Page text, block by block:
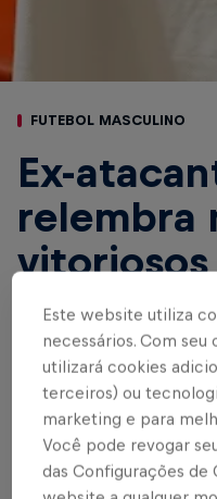
FUTEBOL MASCULINO
Ex-
relembra
Massa
muito
Jogador
antes do último
Este website utiliza
necessários. Com
utilizará cookies
terceiros) ou
marketing e para
Você pode revogar
das Configurações de